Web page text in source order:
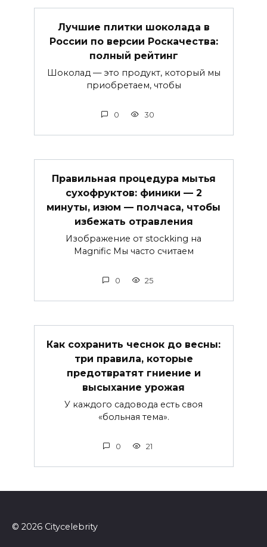
Лучшие плитки шоколада в
России по версии Роскачества:
полный рейтинг
Шоколад — это продукт, который мы
приобретаем, чтобы
0 30
Правильная процедура мытья
сухофруктов: финики — 2
минуты, изюм — полчаса, чтобы
избежать отравления
Изображение от stockking на
Magnific Мы часто считаем
0 25
Как сохранить чеснок до весны:
три правила, которые
предотвратят гниение и
высыхание урожая
У каждого садовода есть своя
«больная тема».
0 21
© 2026 Сitycelebrity